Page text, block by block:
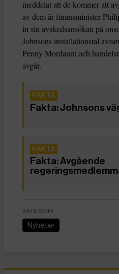
meddelat att de kommer att
av dem är finansminister
in sin avskedsansökan på
Johnsons installationstal
Penny Mordaunt och
avgår.
Fakta: Johnsons
Fakta: Avgående
KATEGORI
Nyheter